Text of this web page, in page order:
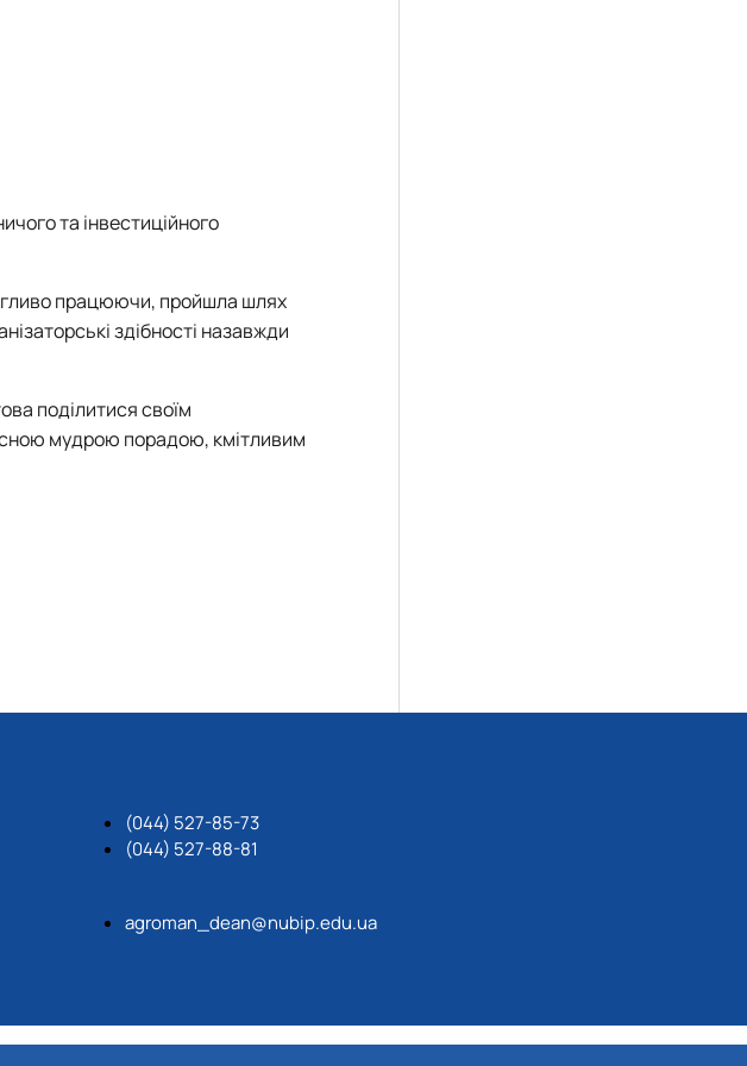
та інвестиційного
працюючи, пройшла шлях
здібності назавжди
поділитися своїм
мудрою порадою, кмітливим
(044) 527-85-73
(044) 527-88-81
agroman_dean@nubip.edu.ua